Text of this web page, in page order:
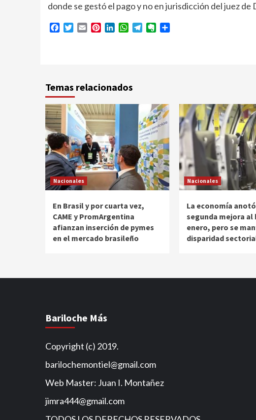
donde se gestó el pago y no en jurisdicción del juez de
Facebook
Twitter
Email PinterestLinkedInWhatsApp
TelegramEvernote
Temas relacionados
Nacionales
En Brasil y por cuarta vez,
CAME y PromArgentina
afianzan inserción de pymes
en el mercado brasileño
Nacionales
La economía
segunda mejora al
enero, pero se
disparidad
Bariloche Más
Copyright (c) 2019.
barilochemontiel@gmail.com
Web Master: Juan I. Montañez
jimra444@gmail.com